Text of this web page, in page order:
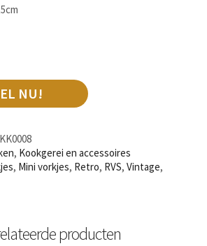
NU!
, Kookgerei en accessoires
, Mini vorkjes, Retro, RVS, Vintage,
producten